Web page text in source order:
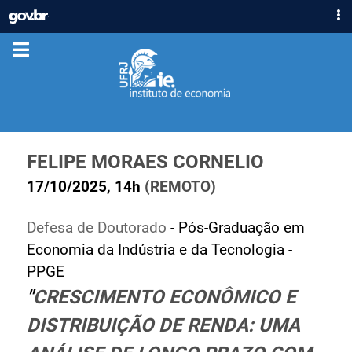
GOVBR
ACESSO À INFORMAÇÃO
Ministério da Justiça e Segurança Pública
Ministério da Defesa
Ministério da Economia
Ministério da Infraestrutura
Ministério da Agricultura, Pecuária e Abastecimento
Ministério da Educação
Ministério da Cidadania
Ministério da Saúde
FELIPE MORAES CORNELIO
17/10/2025, 14h (REMOTO)
Defesa de Doutorado - Pós-Graduação em
Economia da Indústria e da Tecnologia -
PPGE
"CRESCIMENTO ECONÔMICO E
DISTRIBUIÇÃO DE RENDA: UMA